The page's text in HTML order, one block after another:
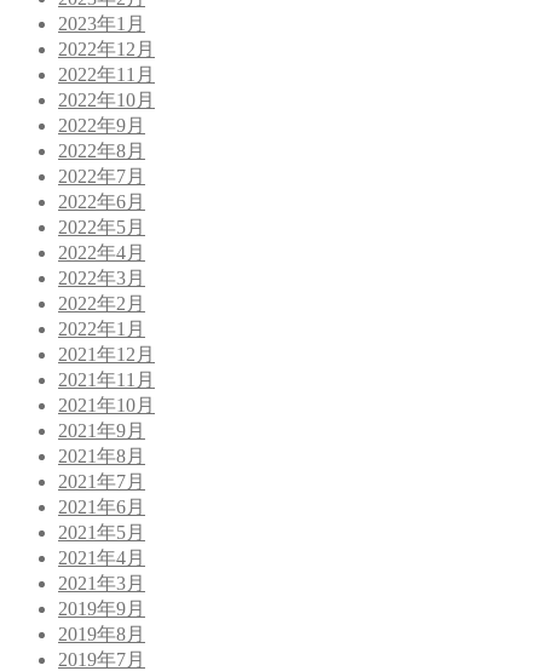
2023年1月
2022年12月
2022年11月
2022年10月
2022年9月
2022年8月
2022年7月
2022年6月
2022年5月
2022年4月
2022年3月
2022年2月
2022年1月
2021年12月
2021年11月
2021年10月
2021年9月
2021年8月
2021年7月
2021年6月
2021年5月
2021年4月
2021年3月
2019年9月
2019年8月
2019年7月